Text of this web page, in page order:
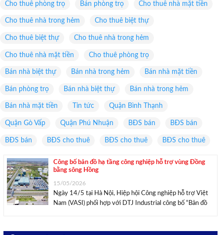
Cho thuê phòng trọ Bán phòng trọ Cho thuê nhà mặt tiền
Cho thuê nhà trong hẻm Cho thuê biệt thự
Cho thuê biệt thự Cho thuê nhà trong hẻm
Cho thuê nhà mặt tiền Cho thuê phòng trọ
Bán nhà biệt thự Bán nhà trong hẻm Bán nhà mặt tiền
Bán phòng trọ Bán nhà biệt thự Bán nhà trong hẻm
Bán nhà mặt tiền Tin tức Quận Bình Thạnh
Quận Gò Vấp Quận Phú Nhuận BĐS bán BĐS bán
BĐS bán BĐS cho thuê BĐS cho thuê BĐS cho thuê
Công bố bản đồ hạ tầng công nghiệp hỗ trợ vùng Đồng
bằng sông Hồng
15/05/2026
Ngày 14/5 tại Hà Nội, Hiệp hội Công nghiệp hỗ trợ Việt
Nam (VASI) phối hợp với DTJ Industrial công bố “Bản đồ